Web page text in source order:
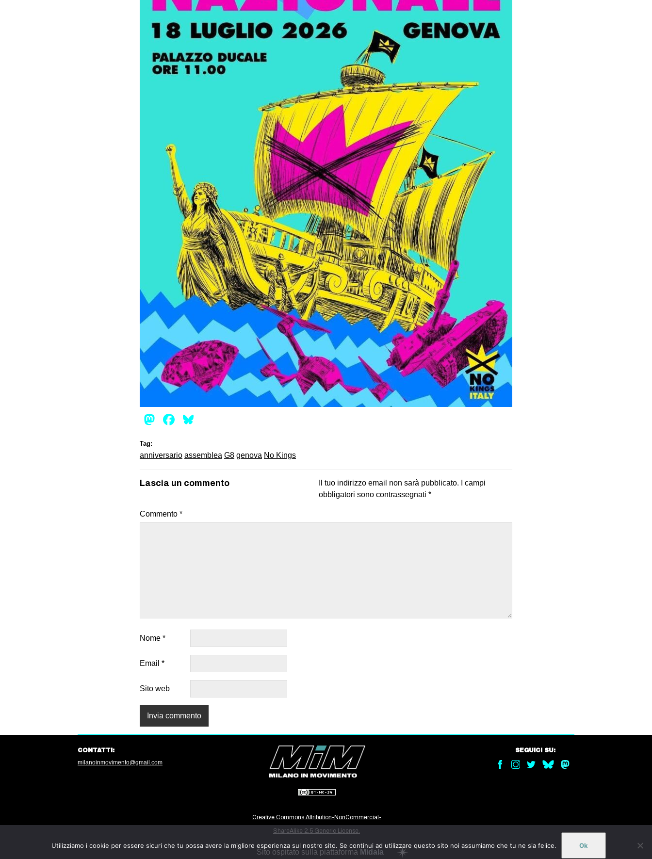
Mastodon
Facebook
Tag:
anniversario assemblea G8 genova No Kings
Lascia un commento Il tuo indirizzo email non sarà pubblicato.
I campi
obbligatori sono contrassegnati *
Commento *
Nome *
Email *
Sito web
Creative Commons Attribution-NonCommercial-
ShareAlike 2.5 Generic License.
CONTATTI:
milanoinmovimento@gmail.com
SEGUICI SU:
Sito ospitato sulla piattaforma Midala
Utilizziamo i cookie per essere sicuri che tu possa avere la migliore esperienza sul nostro sito. Se continui ad utilizzare questo sito noi assumiamo che tu ne sia felice. Ok